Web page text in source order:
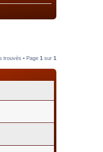
trouvés • Page 1 sur 1